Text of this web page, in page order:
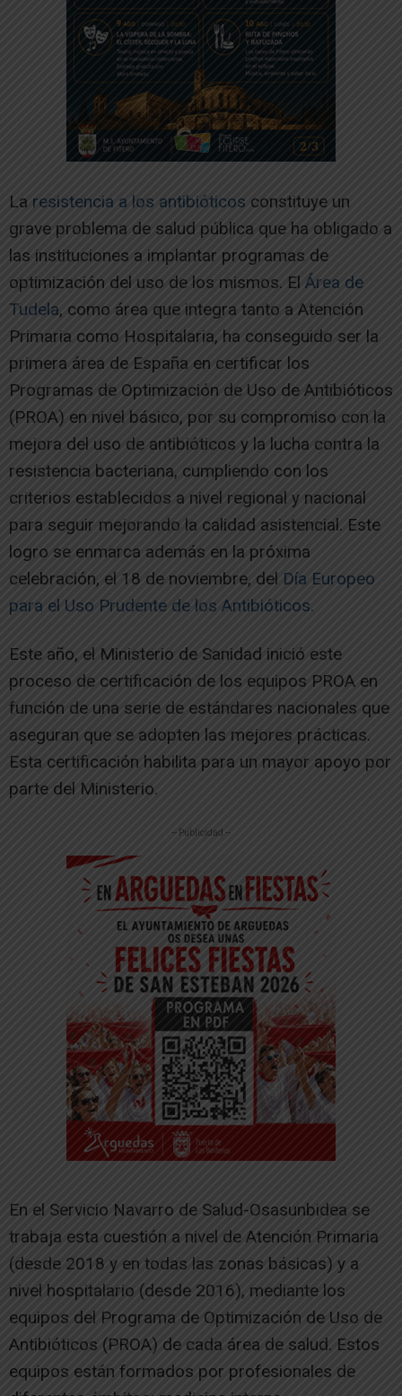
La resistencia a los antibióticos constituye un
grave problema de salud pública que ha obligado a
las instituciones a implantar programas de
optimización del uso de los mismos. El Área de
Tudela, como área que integra tanto a Atención
Primaria como Hospitalaria, ha conseguido ser la
primera área de España en certificar los
Programas de Optimización de Uso de Antibióticos
(PROA) en nivel básico, por su compromiso con la
mejora del uso de antibióticos y la lucha contra la
resistencia bacteriana, cumpliendo con los
criterios establecidos a nivel regional y nacional
para seguir mejorando la calidad asistencial. Este
logro se enmarca además en la próxima
celebración, el 18 de noviembre, del Día Europeo
para el Uso Prudente de los Antibióticos.
Este año, el Ministerio de Sanidad inició este
proceso de certificación de los equipos PROA en
función de una serie de estándares nacionales que
aseguran que se adopten las mejores prácticas.
Esta certificación habilita para un mayor apoyo por
parte del Ministerio.
-- Publicidad --
En el Servicio Navarro de Salud-Osasunbidea se
trabaja esta cuestión a nivel de Atención Primaria
(desde 2018 y en todas las zonas básicas) y a
nivel hospitalario (desde 2016), mediante los
equipos del Programa de Optimización de Uso de
Antibióticos (PROA) de cada área de salud. Estos
equipos están formados por profesionales de